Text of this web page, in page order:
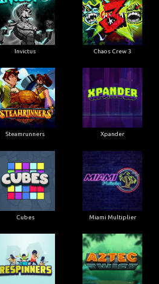
Invictus Chaos Crew 3
Steamrunners Xpander
Cubes Miami Multiplier